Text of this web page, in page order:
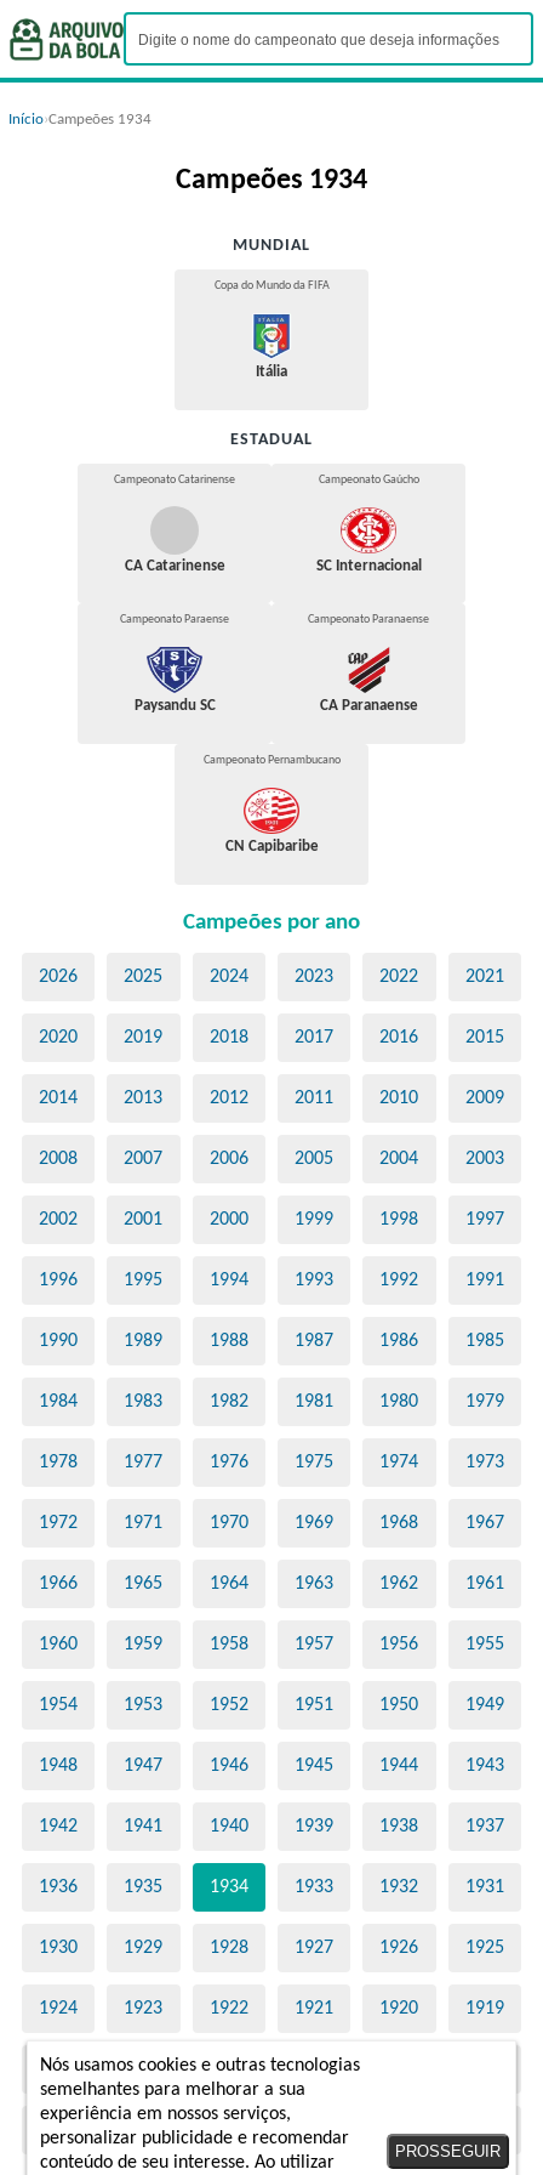
Início›Campeões 1934
Campeões 1934
MUNDIAL
Copa do Mundo da FIFA
Itália
ESTADUAL
Campeonato Catarinense
CA Catarinense
Campeonato Gaúcho
SC Internacional
Campeonato Paraense
Paysandu SC
Campeonato Paranaense
CA Paranaense
Campeonato Pernambucano
CN Capibaribe
Campeões por ano
2026 2025 2024 2023 2022 2021
2020 2019 2018 2017 2016 2015
2014 2013 2012 2011 2010 2009
2008 2007 2006 2005 2004 2003
2002 2001 2000 1999 1998 1997
1996 1995 1994 1993 1992 1991
1990 1989 1988 1987 1986 1985
1984 1983 1982 1981 1980 1979
1978 1977 1976 1975 1974 1973
1972 1971 1970 1969 1968 1967
1966 1965 1964 1963 1962 1961
1960 1959 1958 1957 1956 1955
1954 1953 1952 1951 1950 1949
1948 1947 1946 1945 1944 1943
1942 1941 1940 1939 1938 1937
1936 1935 1934 1933 1932 1931
1930 1929 1928 1927 1926 1925
1924 1923 1922 1921 1920 1919
1918 1917 1916 1915
1910 1908
Nós usamos cookies e outras tecnologias
semelhantes para melhorar a sua
experiência em nossos serviços,
personalizar publicidade e recomendar
conteúdo de seu interesse. Ao utilizar
PROSSEGUIR